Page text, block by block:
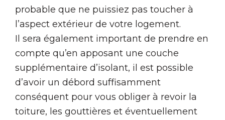
probable que ne puissiez pas toucher à
l’aspect extérieur de votre logement.
Il sera également important de prendre en
compte qu’en apposant une couche
supplémentaire d’isolant, il est possible
d’avoir un débord suffisamment
conséquent pour vous obliger à revoir la
toiture, les gouttières et éventuellement